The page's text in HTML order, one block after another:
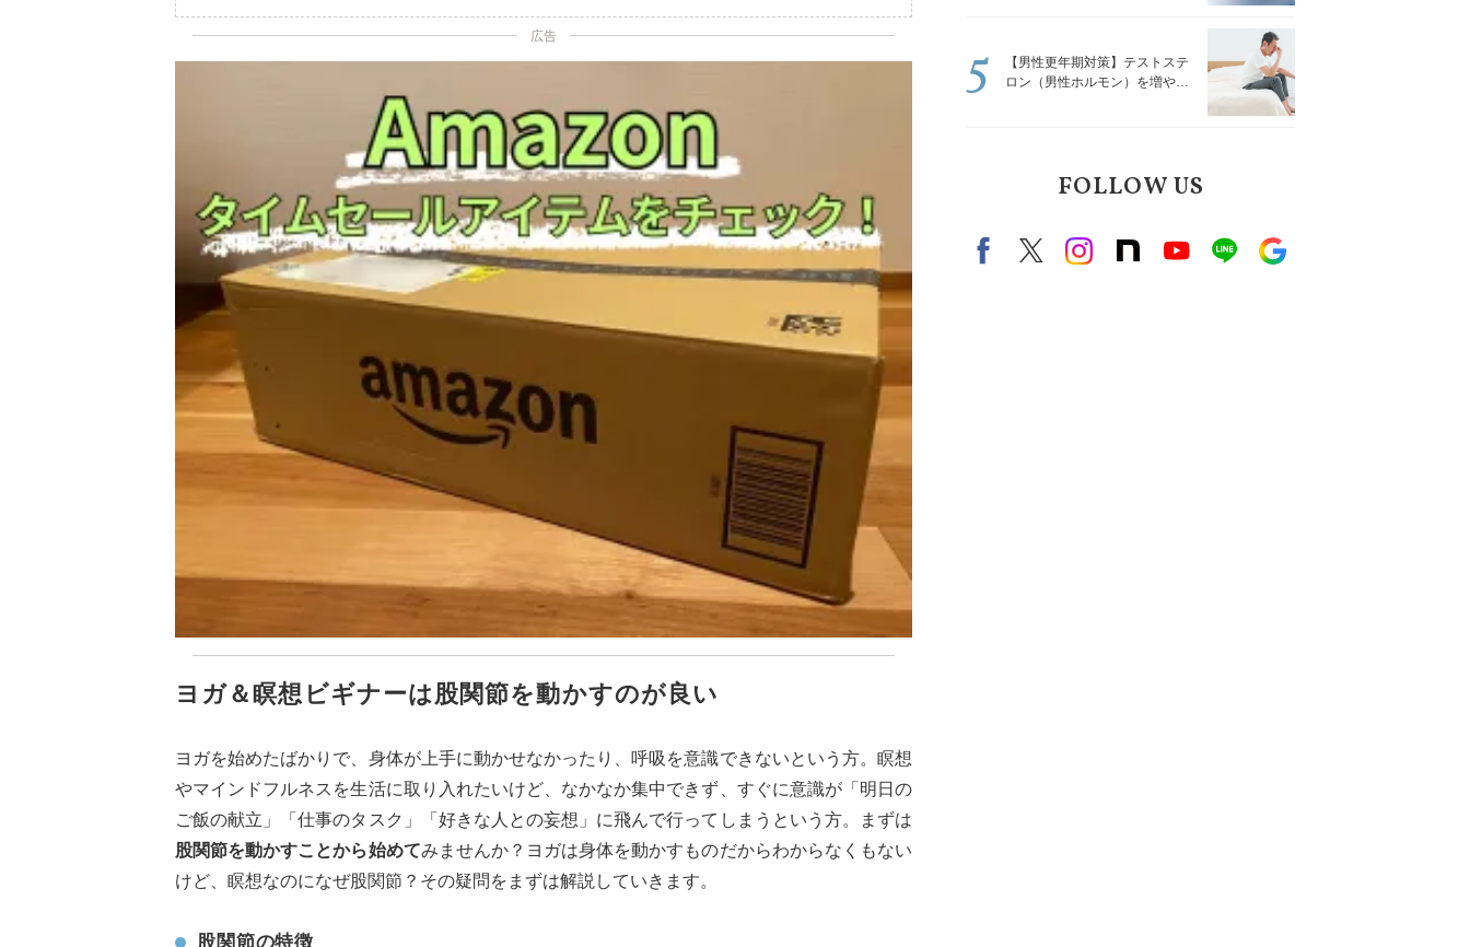
広告
ヨガ＆瞑想ビギナーは股関節を動かすのが良い
ヨガを始めたばかりで、身体が上手に動かせなかったり、呼吸を意識できないという方。瞑想
やマインドフルネスを生活に取り入れたいけど、なかなか集中できず、すぐに意識が「明日の
ご飯の献立」「仕事のタスク」「好きな人との妄想」に飛んで行ってしまうという方。まずは
股関節を動かすことから始めてみませんか？ヨガは身体を動かすものだからわからなくもない
けど、瞑想なのになぜ股関節？その疑問をまずは解説していきます。
股関節の特徴
【男性更年期対策】テストステ
ロン（男性ホルモン）を増やす
5
FOLLOW US
FacebookX（旧twitter）
instagram
note Youtubeline